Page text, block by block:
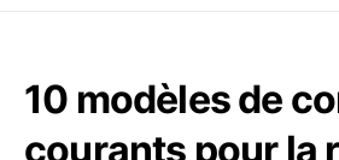
10 modèles de
courants pour la